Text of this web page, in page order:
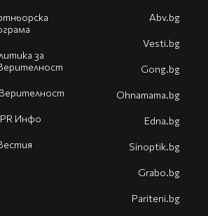
за
Инфо
Abv.bg
Vesti.bg
Gong.bg
Оhnamama.bg
Edna.bg
Sinoptik.bg
Grabo.bg
Pariteni.bg